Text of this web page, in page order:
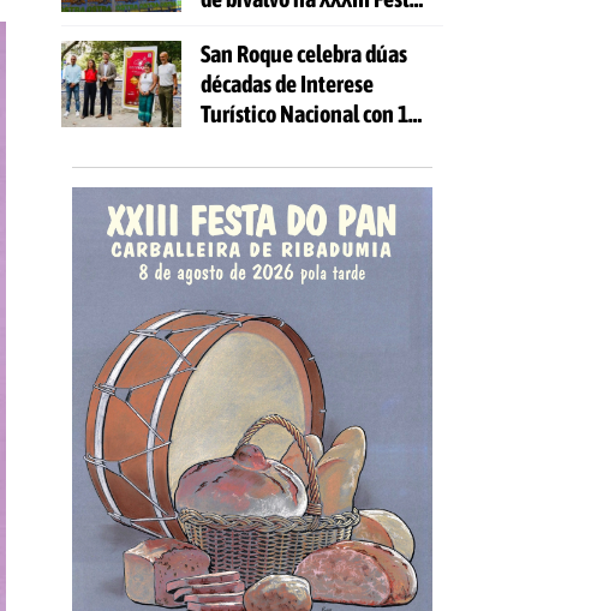
San Roque celebra dúas
décadas de Interese
Turístico Nacional con 10
actividades gratuítas